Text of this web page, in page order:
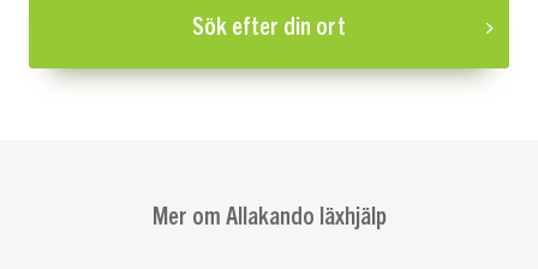
Sök efter din ort
Mer om Allakando läxhjälp